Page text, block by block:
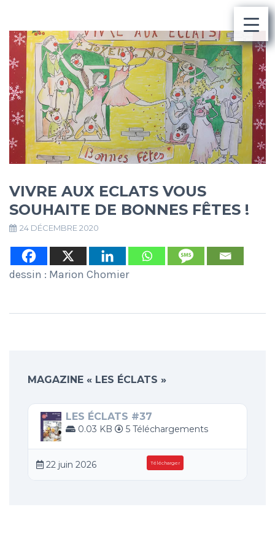
VIVRE AUX ECLATS VOUS
SOUHAITE DE BONNES FÊTES !
24 DÉCEMBRE 2020
dessin : Marion Chomier
MAGAZINE « LES ÉCLATS »
LES ÉCLATS #37
0.03 KB 5 Téléchargements
22 juin 2026 Télécharger